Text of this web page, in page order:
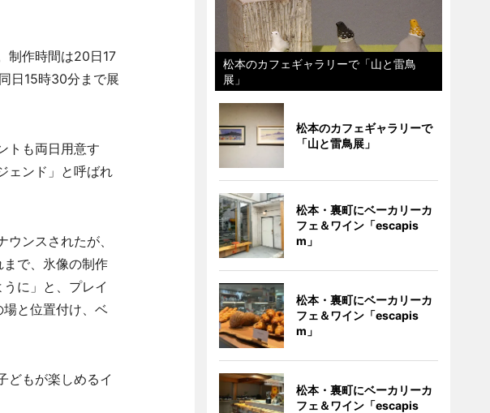
制作時間は20日17
日15時30分まで展
トも両日用意す
ェンド」と呼ばれ
ンスされたが、
で、氷像の制作
に」と、プレイ
と位置付け、ベ
どもが楽しめるイ
松本のカフェギャラリーで「山と雷鳥
展」
松本のカフェギャラリーで
「山と雷鳥展」
松本・裏町にベーカリーカ
フェ＆ワイン「escapis
m」
松本・裏町にベーカリーカ
フェ＆ワイン「escapis
m」
松本・裏町にベーカリーカ
フェ＆ワイン「escapis